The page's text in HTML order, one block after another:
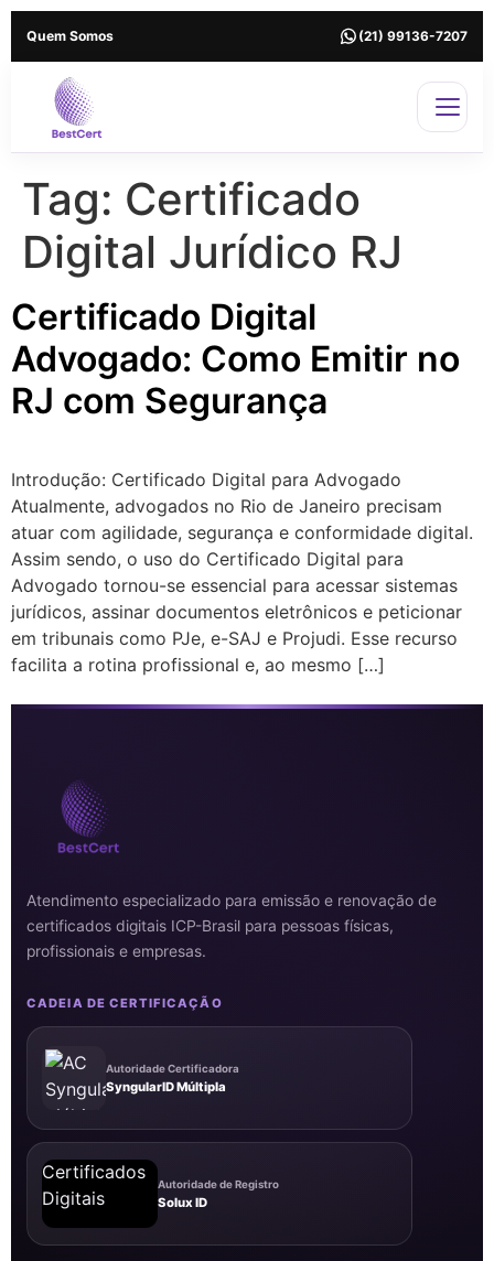
Quem Somos (21) 99136-7207
Tag: Certificado
Digital Jurídico RJ
Certificado Digital
Advogado: Como Emitir no
RJ com Segurança
Introdução: Certificado Digital para Advogado
Atualmente, advogados no Rio de Janeiro precisam
atuar com agilidade, segurança e conformidade digital.
Assim sendo, o uso do Certificado Digital para
Advogado tornou-se essencial para acessar sistemas
jurídicos, assinar documentos eletrônicos e peticionar
em tribunais como PJe, e-SAJ e Projudi. Esse recurso
facilita a rotina profissional e, ao mesmo […]
Atendimento especializado para emissão e renovação de
certificados digitais ICP-Brasil para pessoas físicas,
profissionais e empresas.
CADEIA DE CERTIFICAÇÃO
Autoridade Certificadora
SyngularID Múltipla
Autoridade de Registro
Solux ID